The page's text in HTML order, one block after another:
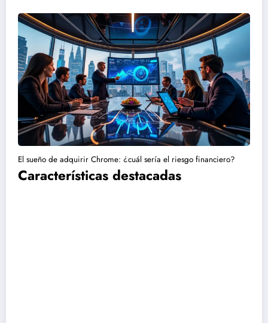
El sueño de adquirir Chrome: ¿cuál sería el riesgo financiero?
Características destacadas